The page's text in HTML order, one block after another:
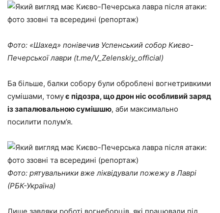
Фото: «Шахед» понівечив Успенський собор Києво-
Печерської лаври (t.me/V_Zelenskiy_official)
Ба більше, балки собору були оброблені вогнетривкими
сумішами, томує підозра, що дрон ніс особливий заряд
із запалювальною сумішшю, аби максимально
посилити полум’я.
Фото: рятувальники вже ліквідували пожежу в Лаврі
(РБК-Україна)
Лише завдяки роботі вогнеборців, які працювали під